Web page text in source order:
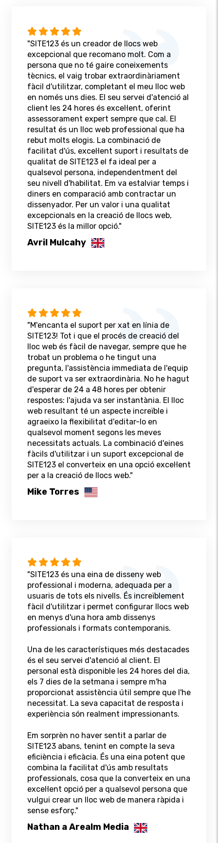
"SITE123 és un creador de llocs web
excepcional que recomano molt. Com a
persona que no té gaire coneixements
tècnics, el vaig trobar extraordinàriament
fàcil d'utilitzar, completant el meu lloc web
en només uns dies. El seu servei d'atenció al
client les 24 hores és excel·lent, oferint
assessorament expert sempre que cal. El
resultat és un lloc web professional que ha
rebut molts elogis. La combinació de
facilitat d'ús, excel·lent suport i resultats de
qualitat de SITE123 el fa ideal per a
qualsevol persona, independentment del
seu nivell d'habilitat. Em va estalviar temps i
diners en comparació amb contractar un
dissenyador. Per un valor i una qualitat
excepcionals en la creació de llocs web,
SITE123 és la millor opció."
Avril Mulcahy
"M'encanta el suport per xat en línia de
SITE123! Tot i que el procés de creació del
lloc web és fàcil de navegar, sempre que he
trobat un problema o he tingut una
pregunta, l'assistència immediata de l'equip
de suport va ser extraordinària. No he hagut
d'esperar de 24 a 48 hores per obtenir
respostes: l'ajuda va ser instantània. El lloc
web resultant té un aspecte increïble i
agraeixo la flexibilitat d'editar-lo en
qualsevol moment segons les meves
necessitats actuals. La combinació d'eines
fàcils d'utilitzar i un suport excepcional de
SITE123 el converteix en una opció excel·lent
per a la creació de llocs web."
Mike Torres
"SITE123 és una eina de disseny web
professional i moderna, adequada per a
usuaris de tots els nivells. És increïblement
fàcil d'utilitzar i permet configurar llocs web
en menys d'una hora amb dissenys
professionals i formats contemporanis.
Una de les característiques més destacades
és el seu servei d'atenció al client. El
personal està disponible les 24 hores del dia,
els 7 dies de la setmana i sempre m'ha
proporcionat assistència útil sempre que l'he
necessitat. La seva capacitat de resposta i
experiència són realment impressionants.
Em sorprèn no haver sentit a parlar de
SITE123 abans, tenint en compte la seva
eficiència i eficàcia. És una eina potent que
combina la facilitat d'ús amb resultats
professionals, cosa que la converteix en una
excel·lent opció per a qualsevol persona que
vulgui crear un lloc web de manera ràpida i
sense esforç."
Nathan a Arealm Media